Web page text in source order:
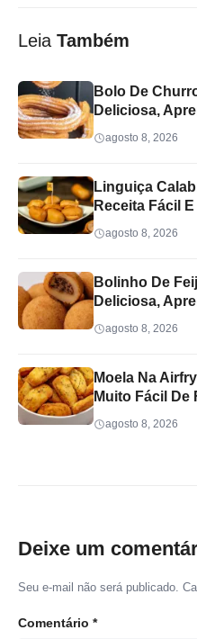
Leia Também
Bolo De
Deliciosa,
agosto 8, 2026
Linguiça
Receita Fácil
agosto 8, 2026
Bolinho De
Deliciosa,
agosto 8, 2026
Moela Na
Muito Fácil De
agosto 8, 2026
Deixe um
Seu e-mail não será publicado.
Comentário *